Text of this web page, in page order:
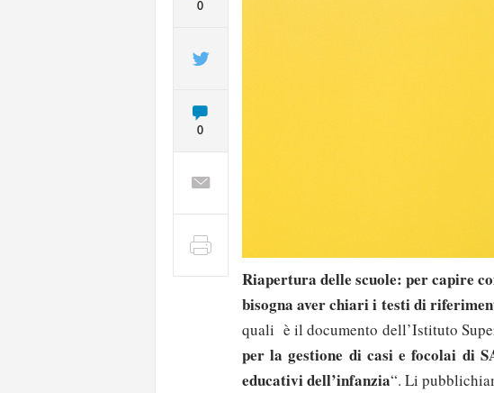
0
0
Riapertura delle scuole: per capire
bisogna aver chiari i testi di
quali è il documento dell’Istituto
per la gestione di casi e focolai di
educativi dell’infanzia“. Li